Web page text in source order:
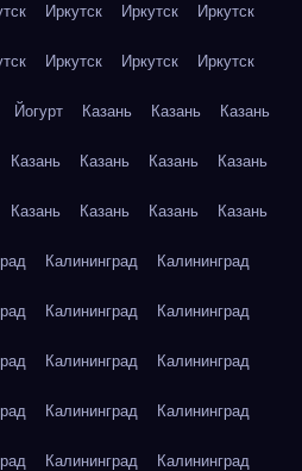
Иркутск Иркутск Иркутск
Иркутск Иркутск Иркутск
Йогурт Казань Казань Казань
Казань Казань Казань Казань
Казань Казань Казань Казань
Калининград Калининград
Калининград Калининград
Калининград Калининград
Калининград Калининград
Калининград Калининград